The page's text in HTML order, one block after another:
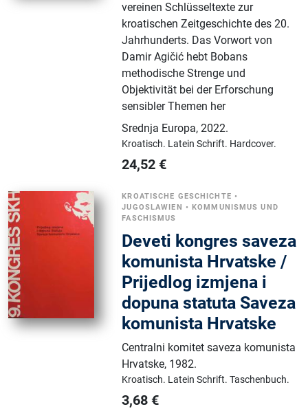
vereinen Schlüsseltexte zur
kroatischen Zeitgeschichte des 20.
Jahrhunderts. Das Vorwort von
Damir Agičić hebt Bobans
methodische Strenge und
Objektivität bei der Erforschung
sensibler Themen her
Srednja Europa,2022.
Kroatisch. Latein Schrift. Hardcover.
24,52 €
KROATISCHE GESCHICHTE •
JUGOSLAWIEN •KOMMUNISMUS UND
FASCHISMUS
Deveti kongres saveza
komunista Hrvatske /
Prijedlog izmjena i
dopuna statuta Saveza
komunista Hrvatske
Centralni komitet saveza komunista
Hrvatske, 1982.
Kroatisch. Latein Schrift.Taschenbuch.
3,68 €